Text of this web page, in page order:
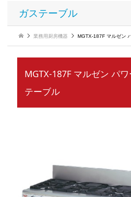
ガステーブル
業務用厨房機器 MGTX-187F マルゼン
MGTX-187F マルゼン パ
テーブル